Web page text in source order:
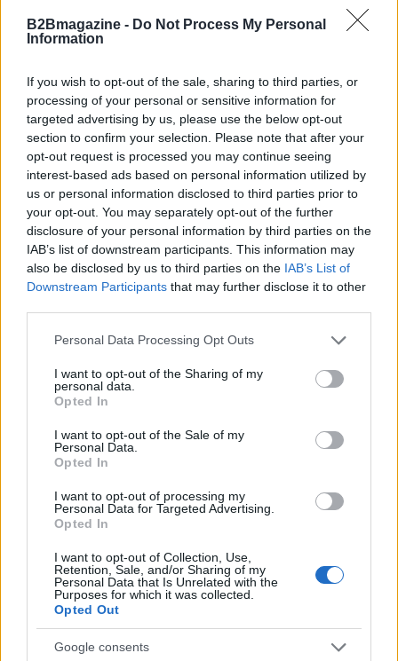
B2Bmagazine - Do Not Process My Personal
Information
If you wish to opt-out of the sale, sharing to third parties, or
processing of your personal or sensitive information for
targeted advertising by us, please use the below opt-out
section to confirm your selection. Please note that after your
opt-out request is processed you may continue seeing
interest-based ads based on personal information utilized by
us or personal information disclosed to third parties prior to
your opt-out. You may separately opt-out of the further
disclosure of your personal information by third parties on the
IAB’s list of downstream participants. This information may
also be disclosed by us to third parties on the IAB’s List of
Downstream Participants that may further disclose it to other
Please note that this website/app uses one or more Google
not limited to your visit or usage behaviour. You may click to
grant or deny consent to Google and its third-party tags to
use your data for below specified purposes in below Google
consent section.
Personal Data Processing Opt Outs
I want to opt-out of the Sharing of my
personal data.
Opted In
I want to opt-out of the Sale of my
Personal Data.
Opted In
I want to opt-out of processing my
Personal Data for Targeted Advertising.
Opted In
I want to opt-out of Collection, Use,
Retention, Sale, and/or Sharing of my
Personal Data that Is Unrelated with the
Purposes for which it was collected.
Opted Out
Google consents
Francesca Galli, fiorentina con formazione
bancaria, prese la decisione di cambiare
carriera dopo un convegno a Palazzo
Vecchio: oggi cura analisi di mercati e
redazione propone linee editoriali attente alla
trasparenza e conserva l'agenda del primo